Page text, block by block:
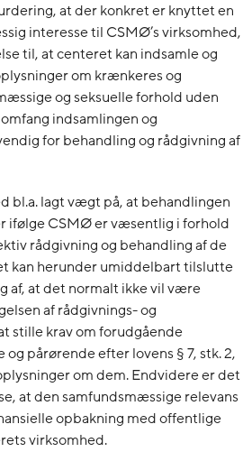
at der konkret er knyttet en
interesse til CSMØ’s virksomhed,
til, at centeret kan indsamle og
om krænkeres og
og seksuelle forhold uden
indsamlingen og
for behandling og rådgivning af
bl.a. lagt vægt på, at behandlingen
ifølge CSMØ er væsentlig i forhold
rådgivning og behandling af de
kan herunder umiddelbart tilslutte
af, at det normalt ikke vil være
af rådgivnings- og
stille krav om forudgående
pårørende efter lovens § 7, stk. 2,
om dem. Endvidere er det
at den samfundsmæssige relevans
opbakning med offentlige
virksomhed.